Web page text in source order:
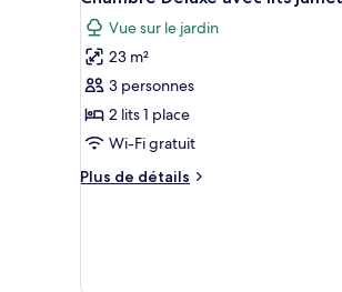
les
chambres
toutes
les
photos
pour
ce
type
chambre :
Vue sur le jardin
23 m²
3 personnes
2 lits 1 place
Wi-Fi gratuit
Plus de détails
Plus